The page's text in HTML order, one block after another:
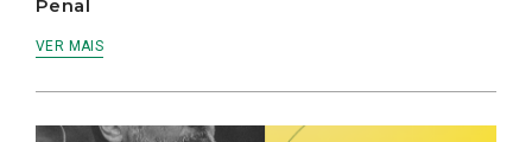
Penal
VER MAIS